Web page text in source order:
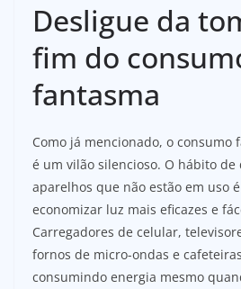
Desligue da
fim do
fantasma
Como já mencionado, o consumo
é um vilão silencioso. O hábito
aparelhos que não estão em uso
economizar luz mais eficazes e
Carregadores de celular,
fornos de micro-ondas e
consumindo energia mesmo